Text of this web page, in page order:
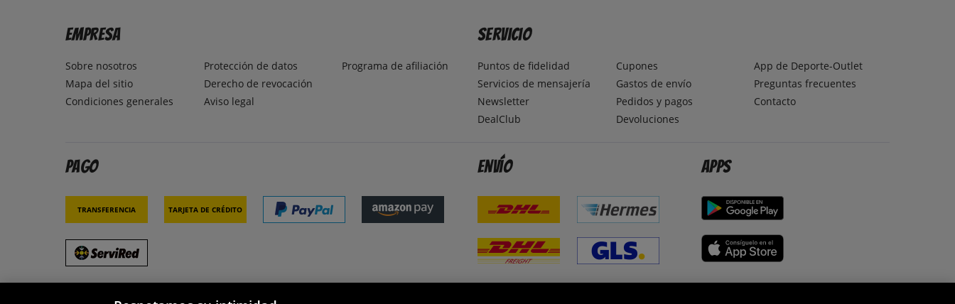
Empresa
Sobre nosotros
Mapa del sitio
Condiciones generales
Protección de datos
Derecho de revocación
Aviso legal
Programa de afiliación
Servicio
Puntos de fidelidad
Servicios de mensajería
Newsletter
DealClub
Cupones
Gastos de envío
Pedidos y pagos
Devoluciones
App de Deporte-Outlet
Preguntas frecuentes
Contacto
Pago
Transferencia Tarjeta de crédito
Envío Apps